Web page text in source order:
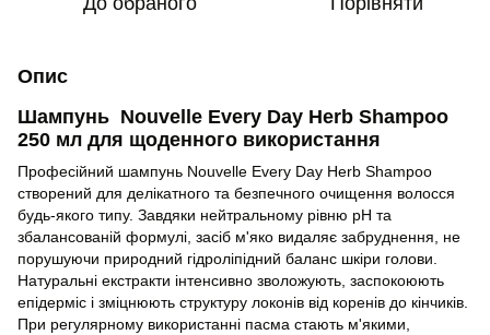
Опис
Шампунь Nouvelle Every Day Herb Shampoo
250 мл для щоденного використання
Професійний шампунь Nouvelle Every Day Herb Shampoo
створений для делікатного та безпечного очищення волосся
будь-якого типу. Завдяки нейтральному рівню рН та
збалансованій формулі, засіб м'яко видаляє забруднення, не
порушуючи природний гідроліпідний баланс шкіри голови.
Натуральні екстракти інтенсивно зволожують, заспокоюють
епідерміс і зміцнюють структуру локонів від коренів до кінчиків.
При регулярному використанні пасма стають м'якими,